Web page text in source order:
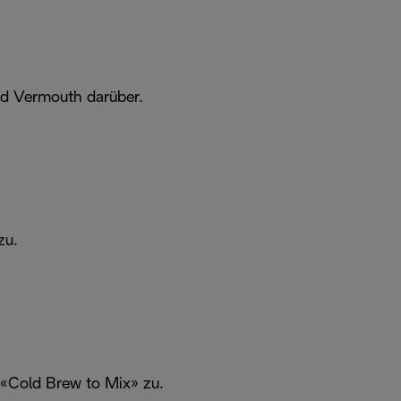
Vermouth darüber.
Brew to Mix» zu.